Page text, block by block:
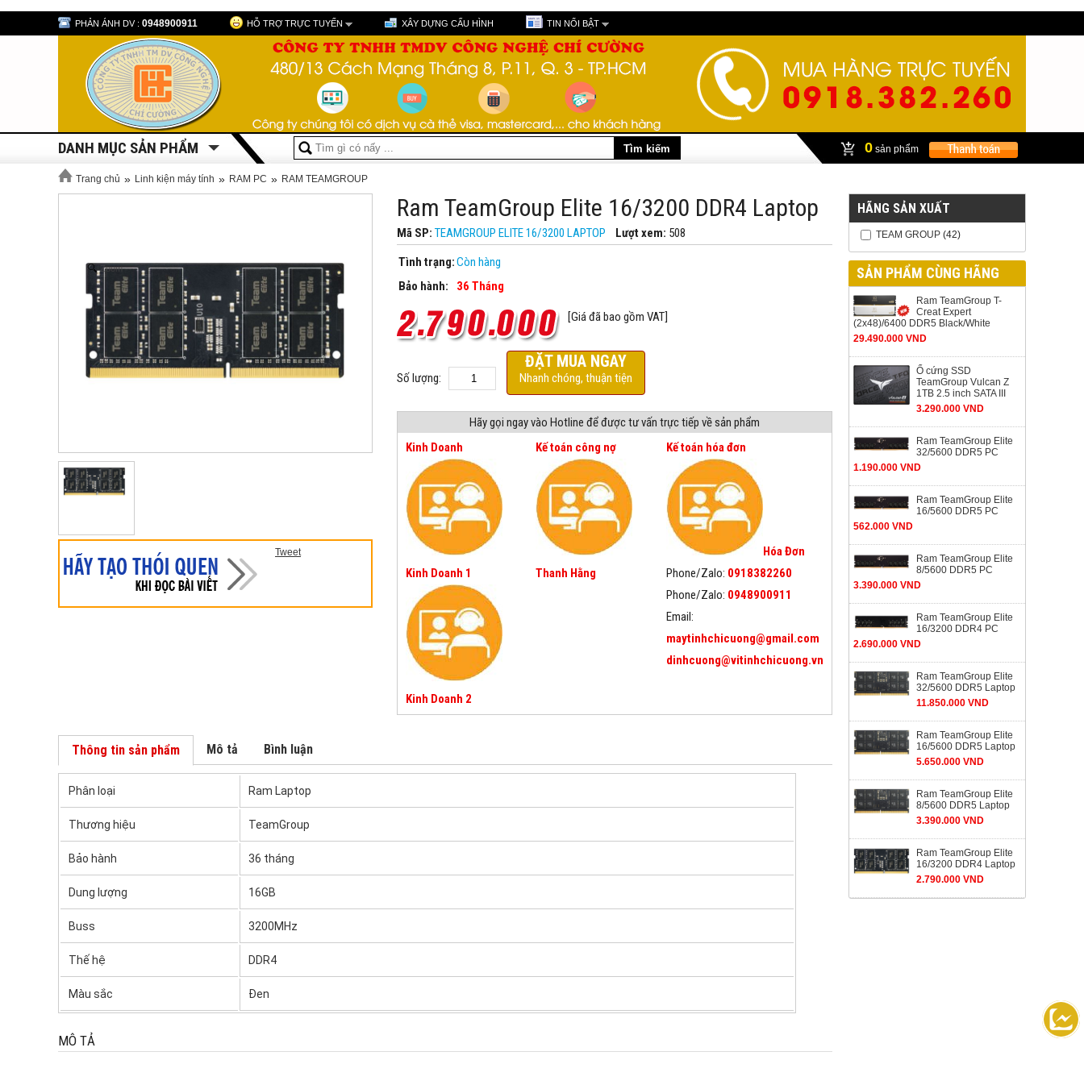
PHẢN ÁNH DV : 0948900911 HỖ TRỢ TRỰC TUYẾN XÂY DỰNG CẤU HÌNH TIN NỔI BẬT
DANH MỤC SẢN PHẨM 0 sản phẩm
Trang chủ » Linh kiện máy tính » RAM PC » RAM TEAMGROUP
Zoom
Tweet
Ram TeamGroup Elite 16/3200 DDR4 Laptop
Mã SP: TEAMGROUP ELITE 16/3200 LAPTOP Lượt xem: 508
Tình trạng:Còn hàng
Bảo hành:
36 Tháng
[Giá đã bao gồm VAT]
Số lượng:
ĐẶT MUA NGAY
Nhanh chóng, thuận tiện
Hãy gọi ngay vào Hotline để được tư vấn trực tiếp về sản phẩm
Kinh Doanh
Kinh Doanh 1
Kinh Doanh 2
Kế toán công nợ
Thanh Hằng
Kế toán hóa đơn
Hóa Đơn
Phone/Zalo: 0918382260
Phone/Zalo: 0948900911
Email:
maytinhchicuong@gmail.com
dinhcuong@vitinhchicuong.vn
Thông tin sản phẩm Mô tả Bình luận
Phân loại Ram Laptop
Thương hiệu TeamGroup
Bảo hành 36 tháng
Dung lượng 16GB
Buss 3200MHz
Thế hệ DDR4
Màu sắc Đen
MÔ TẢ
HÃNG SẢN XUẤT
TEAM GROUP (42)
SẢN PHẨM CÙNG HÃNG
Ram TeamGroup T-
Creat Expert
(2x48)/6400 DDR5 Black/White
29.490.000 VND
Ổ cứng SSD
TeamGroup Vulcan Z
1TB 2.5 inch SATA III
3.290.000 VND
Ram TeamGroup Elite
32/5600 DDR5 PC
1.190.000 VND
Ram TeamGroup Elite
16/5600 DDR5 PC
562.000 VND
Ram TeamGroup Elite
8/5600 DDR5 PC
3.390.000 VND
Ram TeamGroup Elite
16/3200 DDR4 PC
2.690.000 VND
Ram TeamGroup Elite
32/5600 DDR5 Laptop
11.850.000 VND
Ram TeamGroup Elite
16/5600 DDR5 Laptop
5.650.000 VND
Ram TeamGroup Elite
8/5600 DDR5 Laptop
3.390.000 VND
Ram TeamGroup Elite
16/3200 DDR4 Laptop
2.790.000 VND